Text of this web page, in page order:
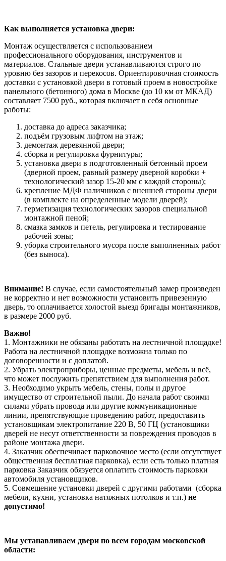
Как выполняется установка двери:
Монтаж осуществляется с использованием
профессионального оборудования, инструментов и
материалов. Стальные двери устанавливаются строго по
уровню без зазоров и перекосов. Ориентировочная стоимость
доставки с установкой двери в готовый проем в новостройке
панельного (бетонного) дома в Москве (до 10 км от МКАД)
составляет 7500 руб., которая включает в себя основные
работы:
доставка до адреса заказчика;
подъём грузовым лифтом на этаж;
демонтаж деревянной двери;
сборка и регулировка фурнитуры;
установка двери в подготовленный бетонный проем
(дверной проем, равный размеру дверной коробки +
технологический зазор 15-20 мм с каждой стороны);
крепление МДФ наличников с внешней стороны двери
(в комплекте на определенные модели дверей);
герметизация технологических зазоров специальной
монтажной пеной;
смазка замков и петель, регулировка и тестирование
рабочей зоны;
уборка строительного мусора после выполненных работ
(без выноса).
Внимание! В случае, если самостоятельный замер произведен
не корректно и нет возможности установить привезенную
дверь, то оплачивается холостой выезд бригады монтажников,
в размере 2000 руб.
Важно!
1. Монтажники не обязаны работать на лестничной площадке!
Работа на лестничной площадке возможна только по
договоренности и с доплатой.
2. Убрать электроприборы, ценные предметы, мебель и всё,
что может послужить препятствием для выполнения работ.
3. Необходимо укрыть мебель, стены, полы и другое
имущество от строительной пыли. До начала работ своими
силами убрать провода или другие коммуникационные
линии, препятствующие проведению работ, предоставить
установщикам электропитание 220 В, 50 ГЦ (установщики
дверей не несут ответственности за повреждения проводов в
районе монтажа двери.
4. Заказчик обеспечивает парковочное место (если отсутствует
общественная бесплатная парковка), если есть только платная
парковка Заказчик обязуется оплатить стоимость парковки
автомобиля установщиков.
5. Совмещение установки дверей с другими работами (сборка
мебели, кухни, установка натяжных потолков и т.п.) не
допустимо!
Мы устанавливаем двери по всем городам московской
области: